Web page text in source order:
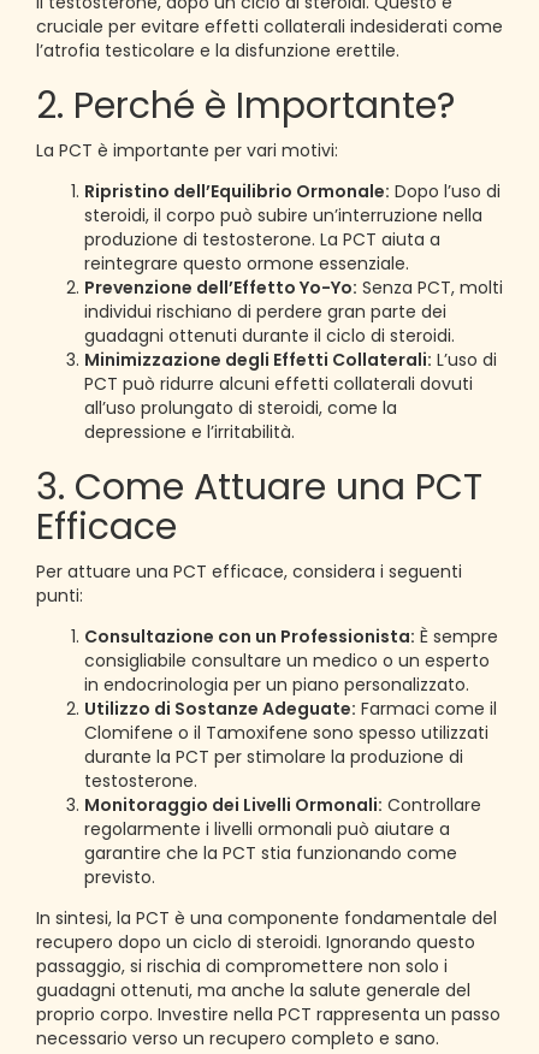
cruciale per evitare effetti collaterali indesiderati come
l’atrofia testicolare e la disfunzione erettile.
2. Perché è Importante?
La PCT è importante per vari motivi:
Ripristino dell’Equilibrio Ormonale: Dopo l’uso di
steroidi, il corpo può subire un’interruzione nella
produzione di testosterone. La PCT aiuta a
reintegrare questo ormone essenziale.
Prevenzione dell’Effetto Yo-Yo: Senza PCT, molti
individui rischiano di perdere gran parte dei
guadagni ottenuti durante il ciclo di steroidi.
Minimizzazione degli Effetti Collaterali: L’uso di
PCT può ridurre alcuni effetti collaterali dovuti
all’uso prolungato di steroidi, come la
depressione e l’irritabilità.
3. Come Attuare una PCT
Efficace
Per attuare una PCT efficace, considera i seguenti
punti:
Consultazione con un Professionista: È sempre
consigliabile consultare un medico o un esperto
in endocrinologia per un piano personalizzato.
Utilizzo di Sostanze Adeguate: Farmaci come il
Clomifene o il Tamoxifene sono spesso utilizzati
durante la PCT per stimolare la produzione di
testosterone.
Monitoraggio dei Livelli Ormonali: Controllare
regolarmente i livelli ormonali può aiutare a
garantire che la PCT stia funzionando come
previsto.
In sintesi, la PCT è una componente fondamentale del
recupero dopo un ciclo di steroidi. Ignorando questo
passaggio, si rischia di compromettere non solo i
guadagni ottenuti, ma anche la salute generale del
proprio corpo. Investire nella PCT rappresenta un passo
necessario verso un recupero completo e sano.